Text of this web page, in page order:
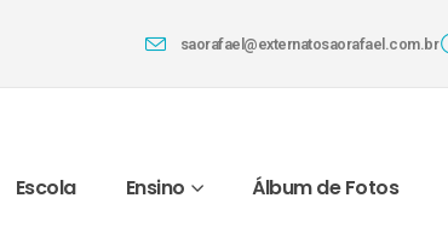
saorafael@externatosaorafael.com.br
Escola Ensino Álbum de Fotos